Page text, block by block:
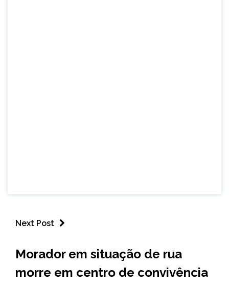
Next Post
NOTÍCIAS
Morador em situação de rua
morre em centro de convivência